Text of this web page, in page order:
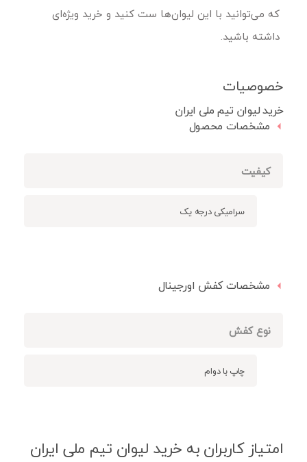
که می‌توانید با این لیوان‌ها ست کنید و خرید ویژه‌ای
داشته باشید.
خصوصیات
خرید لیوان تیم ملی ایران
مشخصات محصول
کیفیت
سرامیکی درجه یک
مشخصات کفش اورجینال
نوع کفش
چاپ با دوام
امتیاز کاربران به خرید لیوان تیم ملی ایران